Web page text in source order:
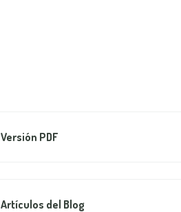
Versión PDF
Artículos del Blog